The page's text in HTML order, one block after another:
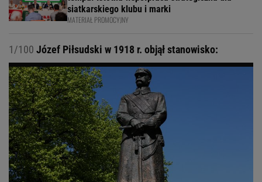
siatkarskiego klubu i marki
MATERIAŁ PROMOCYJNY
1/100 Józef Piłsudski w 1918 r. objął stanowisko: